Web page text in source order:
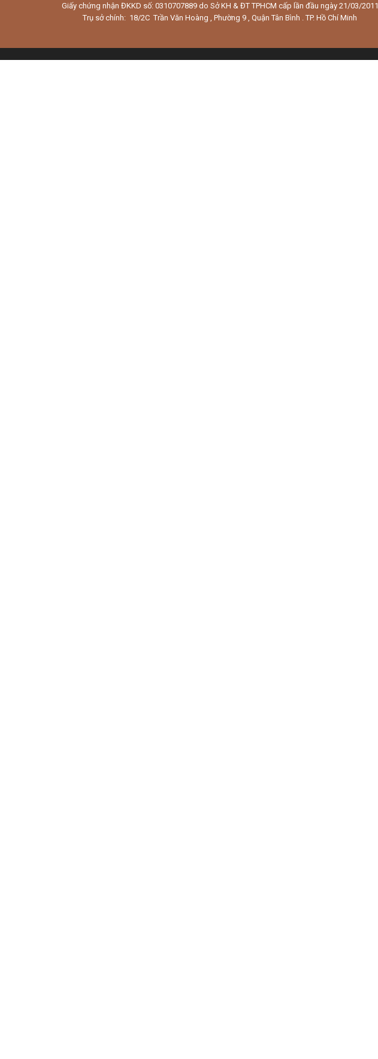
Giấy chứng nhận ĐKKD số: 0310707889 do Sở KH & ĐT TPHCM cấp lần đầu ngày 21/03/2011
Trụ sở chính: 18/2C Trần Văn Hoàng , Phường 9 , Quận Tân Bình . TP. Hồ Chí Minh